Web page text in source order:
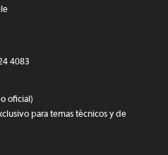
4083
oficial)
para temas técnicos y de